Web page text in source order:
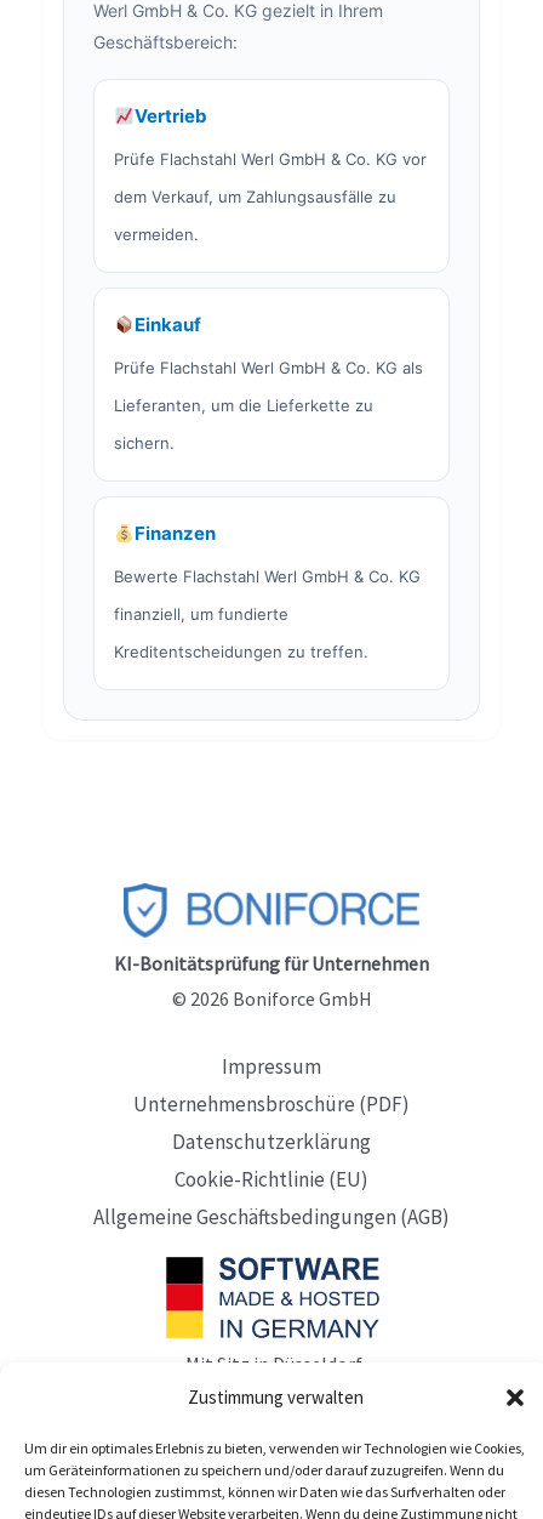
Zustimmung verwalten
Um dir ein optimales Erlebnis zu bieten, verwenden wir Technologien wie Cookies,
um Geräteinformationen zu speichern und/oder darauf zuzugreifen. Wenn du
diesen Technologien zustimmst, können wir Daten wie das Surfverhalten oder
eindeutige IDs auf dieser Website verarbeiten. Wenn du deine Zustimmung nicht
Werl GmbH & Co. KG gezielt in Ihrem
Geschäftsbereich:
Vertrieb
Prüfe Flachstahl Werl GmbH & Co. KG vor
dem Verkauf, um Zahlungsausfälle zu
vermeiden.
Einkauf
Prüfe Flachstahl Werl GmbH & Co. KG als
Lieferanten, um die Lieferkette zu
sichern.
Finanzen
Bewerte Flachstahl Werl GmbH & Co. KG
finanziell, um fundierte
Kreditentscheidungen zu treffen.
KI-Bonitätsprüfung für Unternehmen
© 2026 Boniforce GmbH
Impressum
Unternehmensbroschüre (PDF)
Datenschutzerklärung
Cookie-Richtlinie (EU)
Allgemeine Geschäftsbedingungen (AGB)
Mit Sitz in Düsseldorf